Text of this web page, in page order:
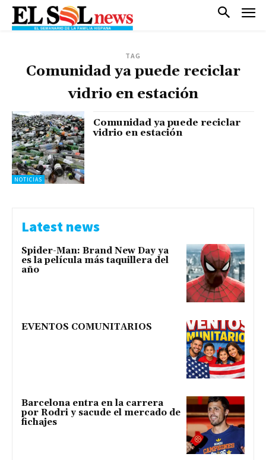
TAG
Comunidad ya puede reciclar
vidrio en estación
NOTICIAS
Comunidad ya puede reciclar
vidrio en estación
Latest news
Spider-Man: Brand New Day ya
es la película más taquillera del
año
EVENTOS COMUNITARIOS
Barcelona entra en la carrera
por Rodri y sacude el mercado de
fichajes